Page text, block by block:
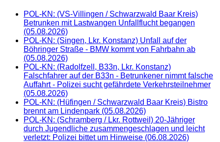
POL-KN: (VS-Villingen / Schwarzwald Baar Kreis)
Betrunken mit Lastwangen Unfallflucht begangen
(05.08.2026)
POL-KN: (Singen, Lkr. Konstanz) Unfall auf der
Böhringer Straße - BMW kommt von Fahrbahn ab
(05.08.2026)
POL-KN: (Radolfzell, B33n, Lkr. Konstanz)
Falschfahrer auf der B33n - Betrunkener nimmt falsche
Auffahrt - Polizei sucht gefährdete Verkehrsteilnehmer
(05.08.2026)
POL-KN: (Hüfingen / Schwarzwald Baar Kreis) Bistro
brennt am Lindenpark (05.08.2026)
POL-KN: (Schramberg / Lkr. Rottweil) 20-Jähriger
durch Jugendliche zusammengeschlagen und leicht
verletzt: Polizei bittet um Hinweise (06.08.2026)